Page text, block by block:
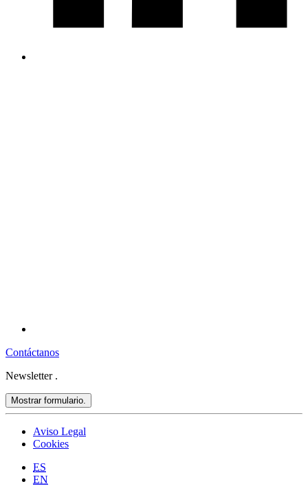
Contáctanos
Newsletter .
Mostrar formulario.
Aviso Legal
Cookies
ES
EN